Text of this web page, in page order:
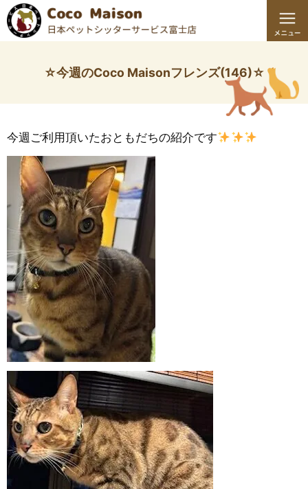
☆今週のCoco Maisonフレンズ(146)☆
今週ご利用頂いたおともだちの紹介です